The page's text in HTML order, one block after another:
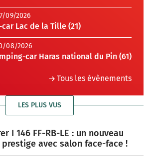
09/2026
Lac de la Tille (21)
08/2026
car Haras national du Pin (61)
Tous les évènements
LES PLUS VUS
I 146 FF-RB-LE : un nouveau
avec salon face-face !